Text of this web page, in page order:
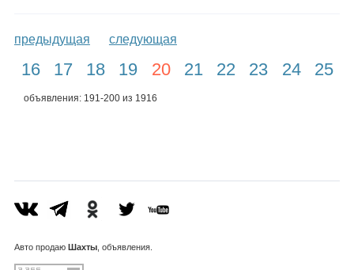
предыдущая следующая
16 17 18 19 20 21 22 23 24 25
объявления: 191-200 из 1916
Авто продаю Шахты, объявления.